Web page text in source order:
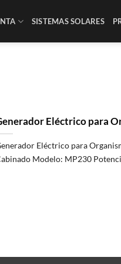
SISTEMAS SOLARES
Eléctrico para
Eléctrico para
Modelo: MP230
la importancia de la